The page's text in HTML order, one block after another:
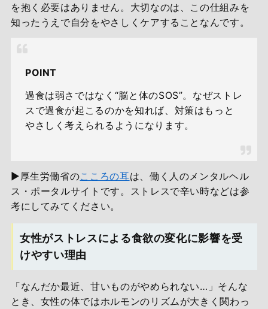
を抱く必要はありません。大切なのは、この仕組みを
知ったうえで自分をやさしくケアすることなんです。
POINT
過食は弱さではなく“脳と体のSOS”。なぜストレ
スで過食が起こるのかを知れば、対策はもっと
やさしく考えられるようになります。
▶厚生労働省のこころの耳は、働く人のメンタルヘル
ス・ポータルサイトです。ストレスで辛い時などは参
考にしてみてください。
女性がストレスによる食欲の変化に影響を受
けやすい理由
「なんだか最近、甘いものがやめられない…」そんな
とき、女性の体ではホルモンのリズムが大きく関わっ